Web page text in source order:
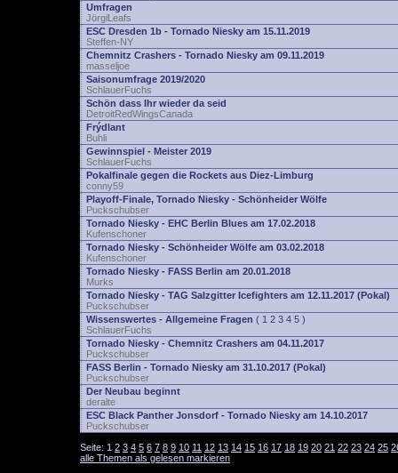
Umfragen
JörgiLeafs
ESC Dresden 1b - Tornado Niesky am 15.11.2019
Steffen-NY
Chemnitz Crashers - Tornado Niesky am 09.11.2019
masseljoe
Saisonumfrage 2019/2020
SchlauerFuchs
Schön dass Ihr wieder da seid
DetroitRedWingsCanada
Frýdlant
Buhli
Gewinnspiel - Meister 2019
SchlauerFuchs
Pokalfinale gegen die Rockets aus Diez-Limburg
conny59
Playoff-Finale, Tornado Niesky - Schönheider Wölfe
Puckschubser
Tornado Niesky - EHC Berlin Blues am 17.02.2018
Kufenschoner
Tornado Niesky - Schönheider Wölfe am 03.02.2018
Kufenschoner
Tornado Niesky - FASS Berlin am 20.01.2018
Murks
Tornado Niesky - TAG Salzgitter Icefighters am 12.11.2017 (Pokal)
Puckschubser
Wissenswertes - Allgemeine Fragen ( 1 2 3 4 5 )
SchlauerFuchs
Tornado Niesky - Chemnitz Crashers am 04.11.2017
Puckschubser
FASS Berlin - Tornado Niesky am 31.10.2017 (Pokal)
Puckschubser
Der Neubau beginnt
deralte
ESC Black Panther Jonsdorf - Tornado Niesky am 14.10.2017
Puckschubser
Seite: 1 2 3 4 5 6 7 8 9 10 11 12 13 14 15 16 17 18 19 20 21 22 23 24 25
alle Themen als gelesen markieren